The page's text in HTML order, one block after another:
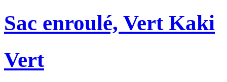
Sac enroulé, Vert Kaki
Vert